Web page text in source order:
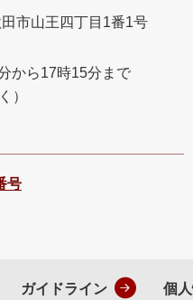
市山王四丁目1番1号
から17時15分まで
）
号
ガイドライン 個